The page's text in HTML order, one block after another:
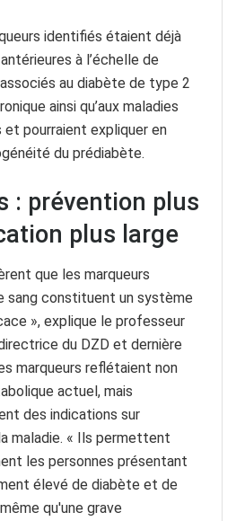
identifiés étaient déjà
à l’échelle de
au diabète de type 2
ainsi qu’aux maladies
pourraient expliquer en
du prédiabète.
: prévention plus
plus large
que les marqueurs
sang constituent un système
», explique le professeur
du DZD et dernière
marqueurs reflétaient non
actuel, mais
des indications sur
maladie. « Ils permettent
les personnes présentant
élevé de diabète et de
qu'une grave